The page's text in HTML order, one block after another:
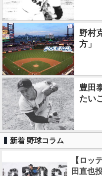
野村
方」
豊田
たい
新着 野球コラム
【ロッ
田直也